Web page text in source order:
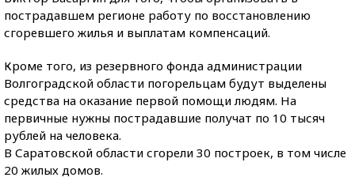
пострадавшем регионе работу по восстановлению
сгоревшего жилья и выплатам компенсаций.
Кроме того, из резервного фонда администрации
Волгоградской области погорельцам будут выделены
средства на оказание первой помощи людям. На
первичные нужны пострадавшие получат по 10 тысяч
рублей на человека.
В Саратовской области сгорели 30 построек, в том числе
20 жилых домов.